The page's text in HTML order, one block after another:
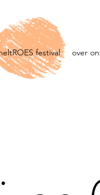
festival over